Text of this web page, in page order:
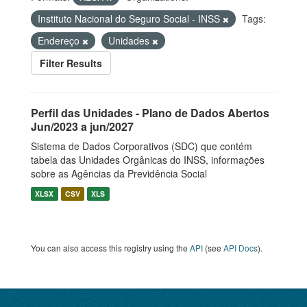
Instituto Nacional do Seguro Social - INSS
Tags:
Endereço
Unidades
Filter Results
Perfil das Unidades - Plano de Dados Abertos
Jun/2023 a jun/2027
Sistema de Dados Corporativos (SDC) que contém
tabela das Unidades Orgânicas do INSS, informações
sobre as Agências da Previdência Social
XLSX CSV XLS
You can also access this registry using the API (see API Docs).